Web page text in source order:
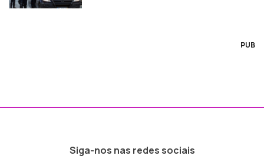
PUB
Siga-nos nas redes sociais